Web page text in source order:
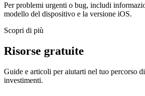
Per problemi urgenti o bug, includi
modello del dispositivo e la versione iOS.
Scopri di più
Risorse gratuite
Guide e articoli per aiutarti nel tuo percorso
investimenti.